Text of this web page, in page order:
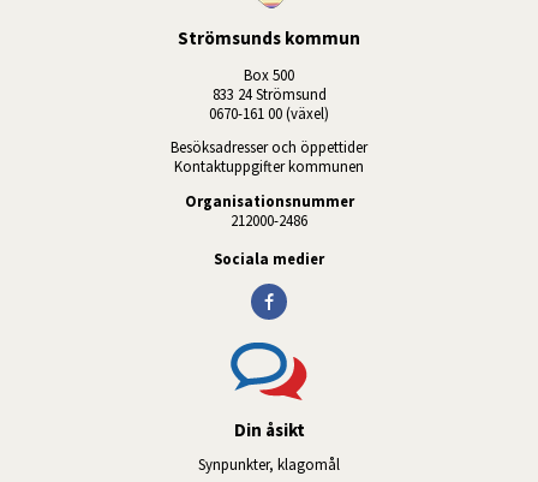
Strömsunds kommun
Box 500
833 24 Strömsund
0670-161 00 (växel)
Besöksadresser och öppettider
Kontaktuppgifter kommunen
Organisationsnummer
212000-2486
Sociala medier
Din åsikt
Synpunkter, klagomål